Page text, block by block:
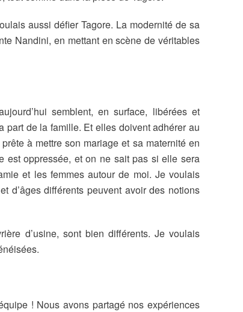
aussi défier Tagore. La modernité de sa
Nandini, en mettant en scène de véritables
semblent, en surface, libérées et
part de la famille. Et elles doivent adhérer au
à mettre son mariage et sa maternité en
est oppressée, et on ne sait pas si elle sera
et les femmes autour de moi. Je voulais
d’âges différents peuvent avoir des notions
d’usine, sont bien différents. Je voulais
! Nous avons partagé nos expériences